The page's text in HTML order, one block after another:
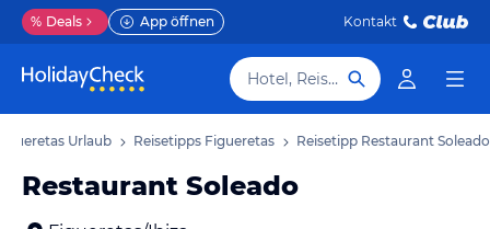
% Deals App öffnen Kontakt
Hotel, Reiseziel
Urlaub Reisetipps Figueretas Reisetipp Restaurant Soleado
Restaurant Soleado